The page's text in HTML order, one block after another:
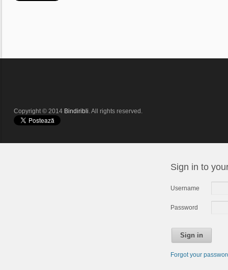
Copyright © 2014 Bindiribli. All rights reserved.
Sign in to
Username
Password
Sign in
Forgot your